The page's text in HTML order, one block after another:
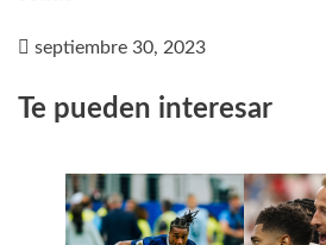
septiembre 30, 2023
Te pueden interesar